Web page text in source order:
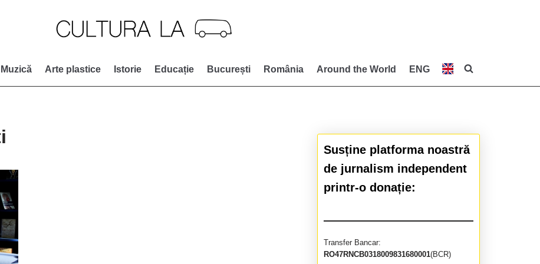
Muzică Arte plastice Istorie Educație București România Around the World ENG
Susține platforma noastră
de jurnalism independent
printr-o donație:
Transfer Bancar:
RO47RNCB0318009831680001(BCR)